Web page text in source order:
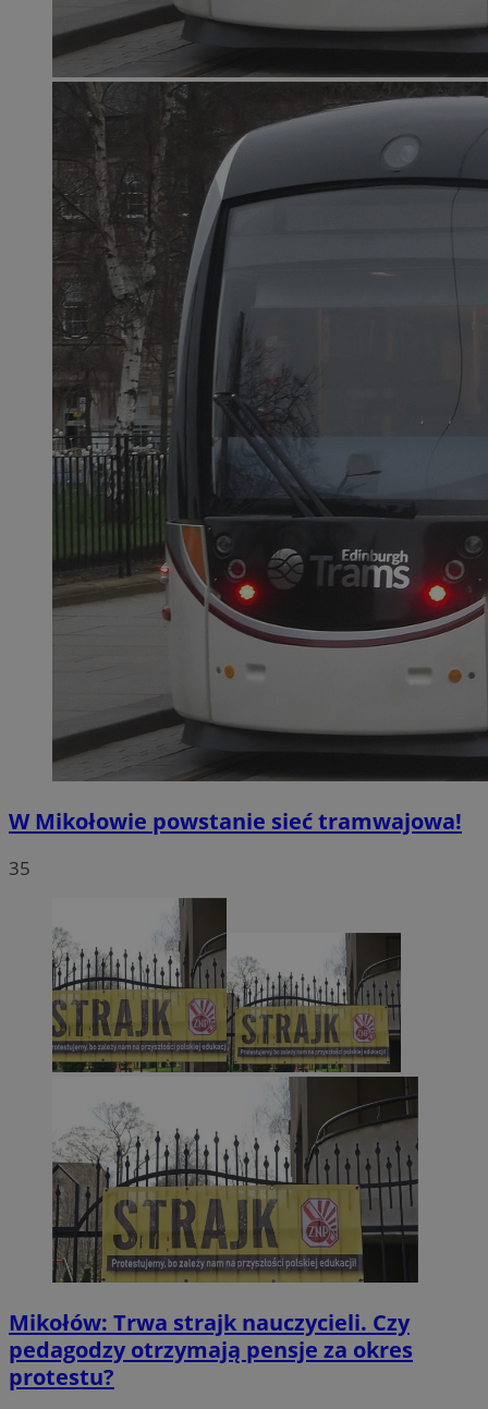
W Mikołowie powstanie sieć tramwajowa!
35
Mikołów: Trwa strajk nauczycieli. Czy
pedagodzy otrzymają pensje za okres
protestu?